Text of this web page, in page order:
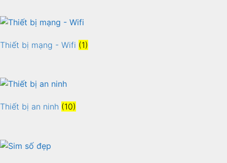
Thiết bị mạng - Wifi (1)
Thiết bị an ninh (10)